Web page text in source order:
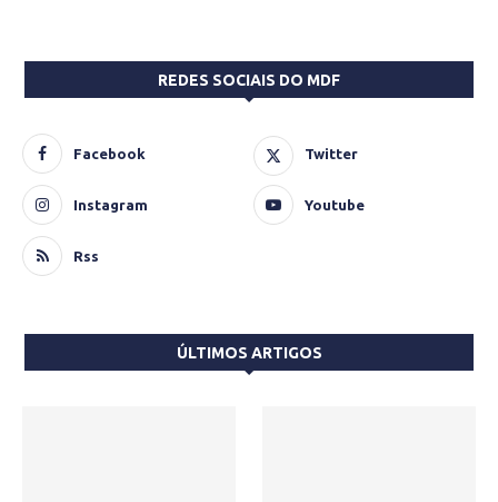
REDES SOCIAIS DO MDF
Facebook Twitter
Instagram Youtube
Rss
ÚLTIMOS ARTIGOS